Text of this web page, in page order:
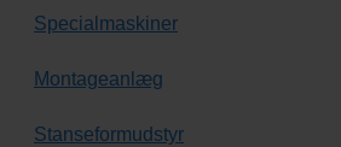
Specialmaskiner
Montageanlæg
Stanseformudstyr